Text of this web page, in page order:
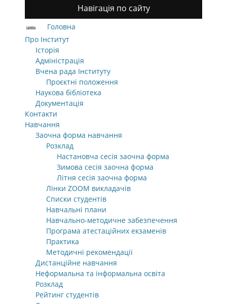
Навігація по сайту
Головна
Про Інститут
Історія
Адміністрація
Вчена рада Інституту
Проєктні положення
Наукова бібліотека
Документація
Контакти
Навчання
Заочна форма навчання
Розклад
Настановча сесія заочна форма
Зимова сесія заочна форма
Літня сесія заочна форма
Лінки ZOOM викладачів
Списки студентів
Навчальні плани
Навчально-методичне забезпечення
Програма атестаційних екзаменів
Практика
Методичні рекомендації
Дистанційне навчання
Неформальна та інформальна освіта
Розклад
Рейтинг студентів